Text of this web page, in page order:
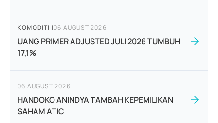
KOMODITI |06 AUGUST 2026
UANG PRIMER ADJUSTED JULI 2026 TUMBUH
17,1%
06 AUGUST 2026
HANDOKO ANINDYA TAMBAH KEPEMILIKAN
SAHAM ATIC